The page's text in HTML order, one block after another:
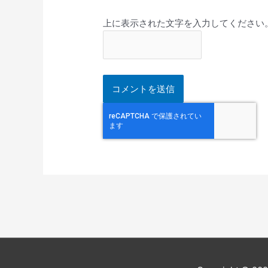
上に表示された文字を入力してください